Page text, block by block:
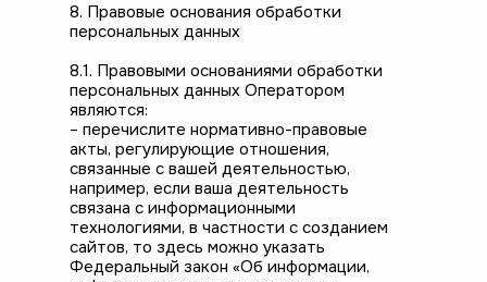
8. Правовые основания обработки
персональных данных
8.1. Правовыми основаниями обработки
персональных данных Оператором
являются:
– перечислите нормативно-правовые
акты, регулирующие отношения,
связанные с вашей деятельностью,
например, если ваша деятельность
связана с информационными
технологиями, в частности с созданием
сайтов, то здесь можно указать
Федеральный закон «Об информации,